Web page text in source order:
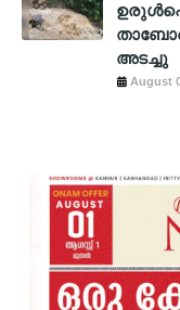
അടച്ചു
August